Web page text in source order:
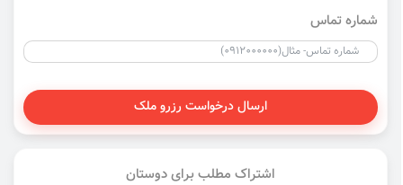
شماره تماس
ارسال درخواست رزرو ملک
اشتراک مطلب برای دوستان